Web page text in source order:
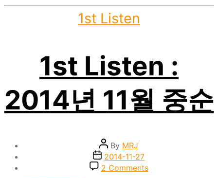
Categories
1st Listen
1st Listen :
2014년 11월 중순
Post
author
By MRJ
Post
date
2014-11-27
2 Commentson